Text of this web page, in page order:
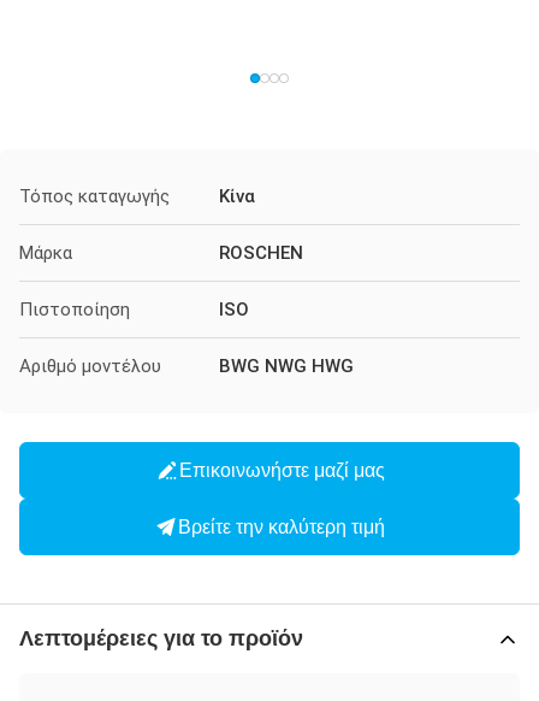
Τόπος καταγωγής Κίνα
Μάρκα ROSCHEN
Πιστοποίηση ISO
Αριθμό μοντέλου BWG NWG HWG
Επικοινωνήστε μαζί μας
Βρείτε την καλύτερη τιμή
Λεπτομέρειες για το προϊόν